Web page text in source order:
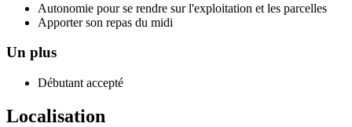
Autonomie pour se rendre sur l'exploitation et les parcelles
Apporter son repas du midi
Un plus
Débutant accepté
Localisation